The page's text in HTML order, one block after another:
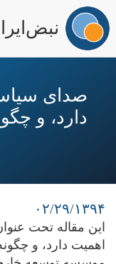
محتوایصدای
دارد، و
۰۲/۲۹/۱۳۹۴
این مقاله تحت
اهمیت دارد، و